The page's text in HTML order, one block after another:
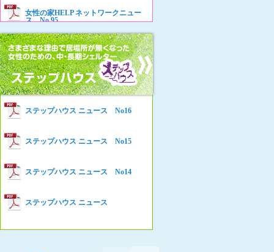
Women’s Shelter HELP News No79
Women’s Shelter HELP News No78
Women’s Shelter HELP News No76
Women’s Shelter HELP News No75
Women’s Shelter HELP News
女性の家HELP ネットワークニュー
ス No.95
女性の家HELP ネットワークニュー
ス No.94
女性の家HELP ネットワークニュー
ス No.93
女性の家HELP ネットワークニュー
ス No.92
女性の家HELP ネットワークニュー
ス No.91
女性の家HELP ネットワークニュー
ス No.90
女性の家HELP ネットワークニュー
ス No.89
ステップハウス ニュース No16
ステップハウス ニュース No15
ステップハウス ニュース No14
ステップハウス ニュース